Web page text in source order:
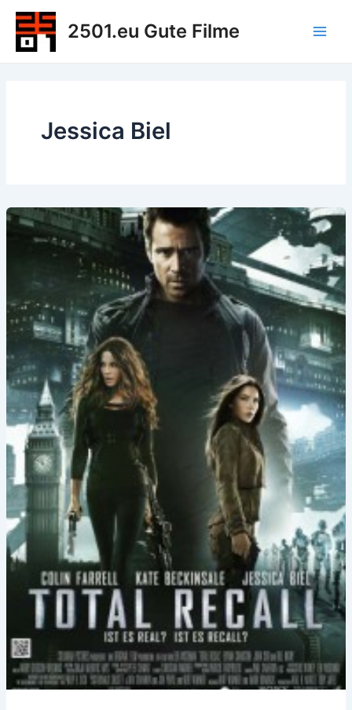
Zum
Inhalt
springen
2501.eu Gute Filme
Jessica Biel